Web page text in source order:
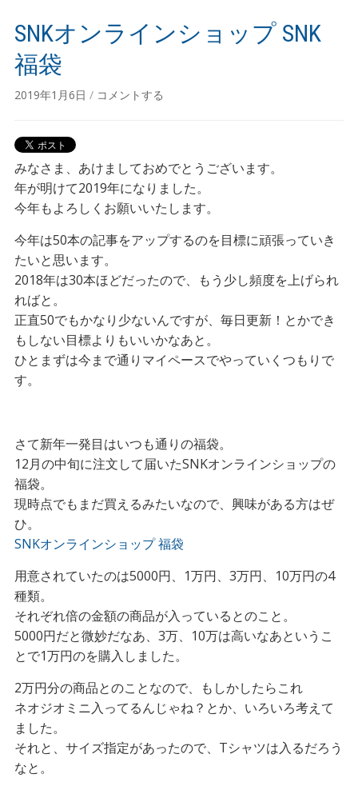
SNKオンラインショップ SNK
福袋
2019年1月6日 / コメントする
みなさま、あけましておめでとうございます。
年が明けて2019年になりました。
今年もよろしくお願いいたします。
今年は50本の記事をアップするのを目標に頑張っていき
たいと思います。
2018年は30本ほどだったので、もう少し頻度を上げられ
ればと。
正直50でもかなり少ないんですが、毎日更新！とかでき
もしない目標よりもいいかなあと。
ひとまずは今まで通りマイペースでやっていくつもりで
す。
さて新年一発目はいつも通りの福袋。
12月の中旬に注文して届いたSNKオンラインショップの
福袋。
現時点でもまだ買えるみたいなので、興味がある方はぜ
ひ。
SNKオンラインショップ 福袋
用意されていたのは5000円、1万円、3万円、10万円の4
種類。
それぞれ倍の金額の商品が入っているとのこと。
5000円だと微妙だなあ、3万、10万は高いなあというこ
とで1万円のを購入しました。
2万円分の商品とのことなので、もしかしたらこれ
ネオジオミニ入ってるんじゃね？とか、いろいろ考えて
ました。
それと、サイズ指定があったので、Tシャツは入るだろう
なと。